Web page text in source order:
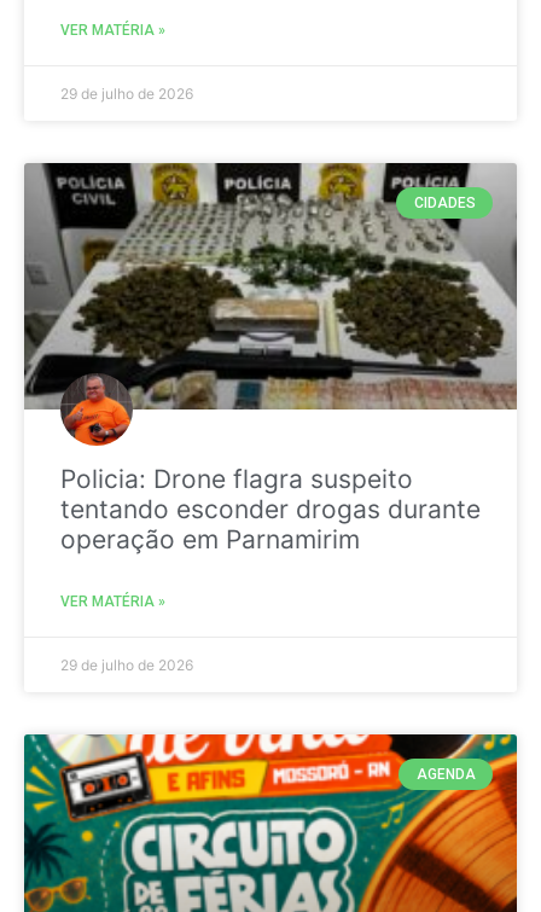
VER MATÉRIA »
29 de julho de 2026
CIDADES
Policia: Drone flagra suspeito
tentando esconder drogas durante
operação em Parnamirim
VER MATÉRIA »
29 de julho de 2026
AGENDA